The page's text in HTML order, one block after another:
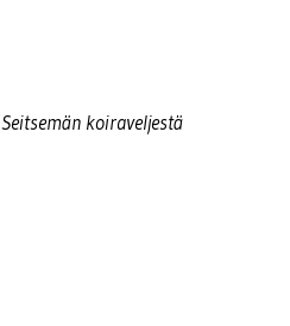
Seitsemän koiraveljestä